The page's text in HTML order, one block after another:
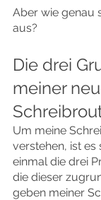
Aber wie genau
aus?
Die drei
meiner
Um meine
verstehen, ist
einmal die drei
die dieser
geben meiner